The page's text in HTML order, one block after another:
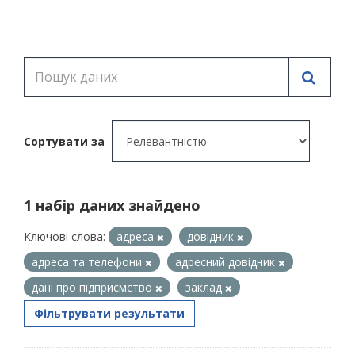
Сортувати за
1 набір даних знайдено
Ключові слова: адреса
довідник
адреса та телефони
адресний довідник
дані про підприємство
заклад
Фільтрувати результати